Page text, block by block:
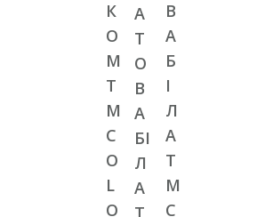
К
О
М
T
M
C
O
L
O
А
Т
О
В
А
БІ
Л
А
В
А
Б
І
Л
А
Т
М
C